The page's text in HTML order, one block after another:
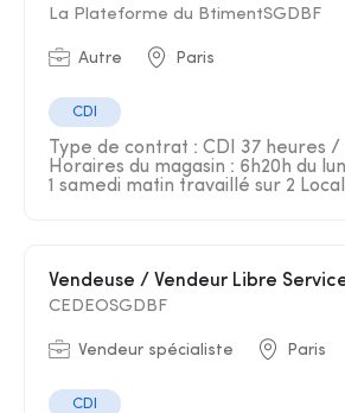
La Plateforme du BtimentSGDBF
Autre Paris
CDI
Type de contrat : CDI 37 heures /
Horaires du magasin : 6h20h du
1 samedi matin travaillé sur 2
Vendeuse / Vendeur Libre
CEDEOSGDBF
Vendeur spécialiste Paris
CDI